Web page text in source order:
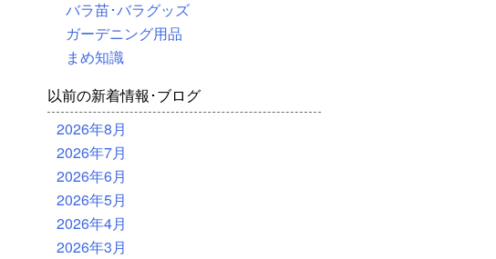
バラ苗･バラグッズ
ガーデニング用品
まめ知識
以前の新着情報･ブログ
2026年8月
2026年7月
2026年6月
2026年5月
2026年4月
2026年3月